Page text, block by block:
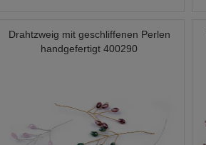
Drahtzweig mit geschliffenen Perlen
handgefertigt 400290